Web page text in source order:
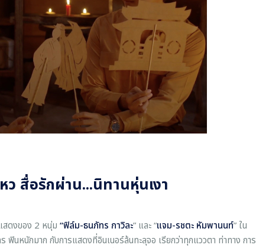
ว สื่อรักผ่าน...นิทานหุ่นเงา
สดงของ 2 หนุ่ม “ฟิล์ม-ธนภัทร กาวิละ” และ “แจม-รชตะ หัมพานนท์” ใน
ฟินหนักมาก กับการแสดงที่อินเนอร์ล้นทะลุจอ เรียกว่าทุกแววตา ท่าทาง การ